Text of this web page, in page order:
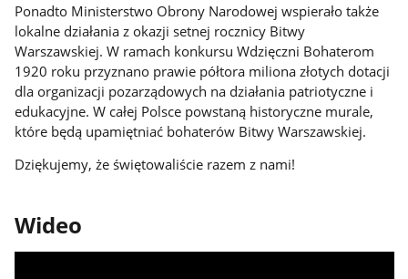
Ponadto Ministerstwo Obrony Narodowej wspierało także
lokalne działania z okazji setnej rocznicy Bitwy
Warszawskiej. W ramach konkursu Wdzięczni Bohaterom
1920 roku przyznano prawie półtora miliona złotych dotacji
dla organizacji pozarządowych na działania patriotyczne i
edukacyjne. W całej Polsce powstaną historyczne murale,
które będą upamiętniać bohaterów Bitwy Warszawskiej.
Dziękujemy, że świętowaliście razem z nami!
Wideo